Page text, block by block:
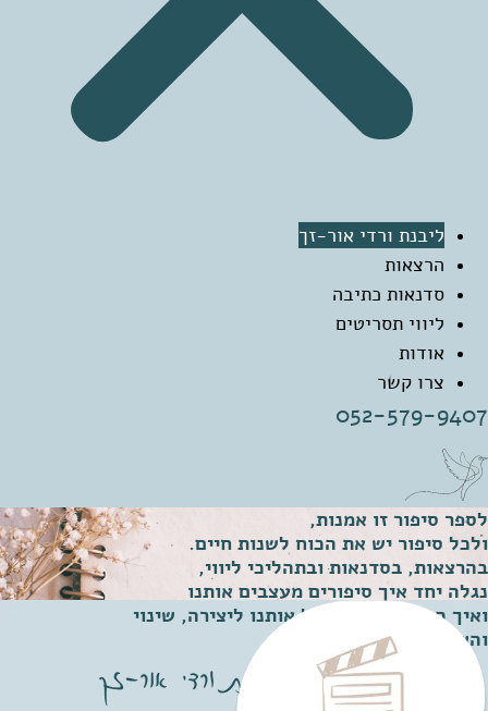
ליבנת ורדי אור-זך
הרצאות
סדנאות כתיבה
ליווי תסריטים
אודות
צרו קשר
052-579-9407
לספר סיפור זו אמנות,
ולכל סיפור יש את הכוח לשנות חיים.
בהרצאות, בסדנאות ובתהליכי ליווי,
נגלה יחד איך סיפורים מעצבים אותנו
ואיך הם יכולים להוביל אותנו ליצירה, שינוי
והשראה.
ליבנת ורדי אור-זך